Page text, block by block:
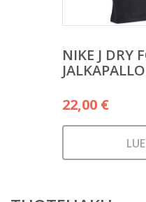
NIKE J DRY
22,00 €